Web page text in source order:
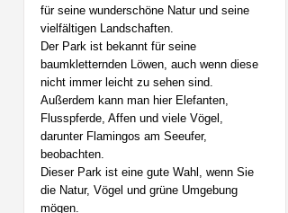
für seine wunderschöne Natur und seine
vielfältigen Landschaften.
Der Park ist bekannt für seine
baumkletternden Löwen, auch wenn diese
nicht immer leicht zu sehen sind.
Außerdem kann man hier Elefanten,
Flusspferde, Affen und viele Vögel,
darunter Flamingos am Seeufer,
beobachten.
Dieser Park ist eine gute Wahl, wenn Sie
die Natur, Vögel und grüne Umgebung
mögen.